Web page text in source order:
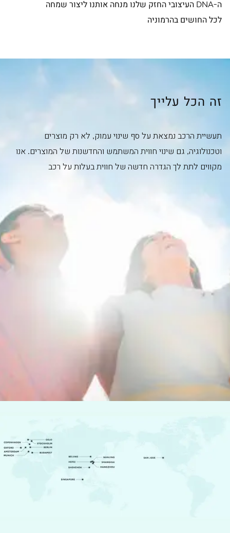
ה-DNA העיצובי החזק שלנו מנחה אותנו ליצור שמחה
לכל החושים בהרמוניה
זה הכל עלייך
תעשיית הרכב נמצאת על סף שינוי עמוק, לא רק מוצרים
וטכנולוגיה, גם שינוי חווית המשתמש והחדשנות של המוצרים. אנו
מקווים לתת לך הגדרה חדשה של חווית בעלות על רכב